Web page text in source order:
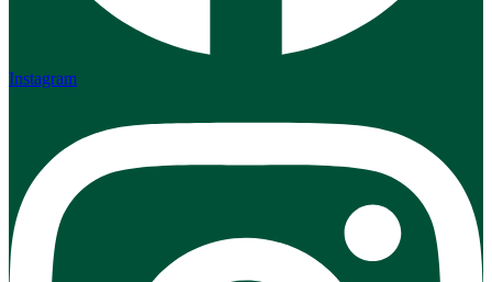
Instagram